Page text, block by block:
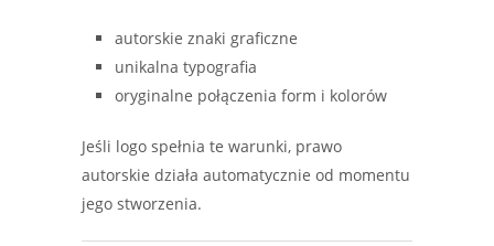
autorskie znaki graficzne
unikalna typografia
oryginalne połączenia form i kolorów
Jeśli logo spełnia te warunki, prawo
autorskie działa automatycznie od momentu
jego stworzenia.